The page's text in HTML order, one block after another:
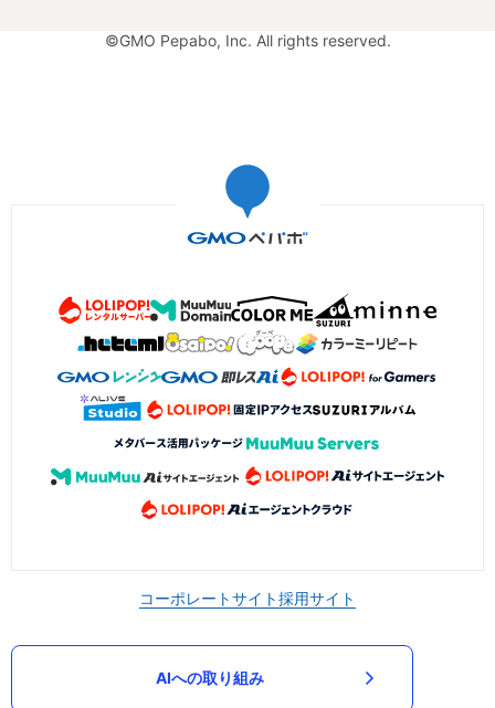
©GMO Pepabo, Inc. All rights reserved.
コーポレートサイト採用サイト
AIへの取り組み